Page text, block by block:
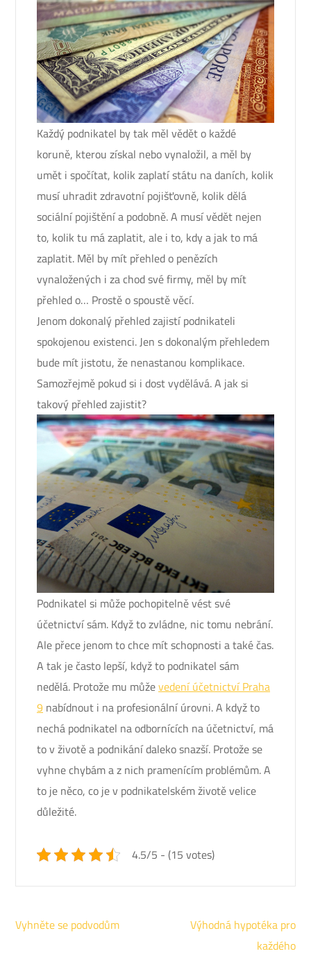
Každý podnikatel by tak měl vědět o každé
koruně, kterou získal nebo vynaložil, a měl by
umět i spočítat, kolik zaplatí státu na daních, kolik
musí uhradit zdravotní pojišťovně, kolik dělá
sociální pojištění a podobně. A musí vědět nejen
to, kolik tu má zaplatit, ale i to, kdy a jak to má
zaplatit. Měl by mít přehled o penězích
vynaložených i za chod své firmy, měl by mít
přehled o… Prostě o spoustě věcí.
Jenom dokonalý přehled zajistí podnikateli
spokojenou existenci. Jen s dokonalým přehledem
bude mít jistotu, že nenastanou komplikace.
Samozřejmě pokud si i dost vydělává. A jak si
takový přehled zajistit?
Podnikatel si může pochopitelně vést své
účetnictví sám. Když to zvládne, nic tomu nebrání.
Ale přece jenom to chce mít schopnosti a také čas.
A tak je často lepší, když to podnikatel sám
nedělá. Protože mu můževedení účetnictví Praha
9 nabídnout i na profesionální úrovni. A když to
nechá podnikatel na odbornících na účetnictví, má
to v životě a podnikání daleko snazší. Protože se
vyhne chybám a z nich pramenícím problémům. A
to je něco, co je v podnikatelském životě velice
důležité.
4.5/5 - (15 votes)
Navigace
Vyhněte se podvodům
Výhodná hypotéka pro
každého